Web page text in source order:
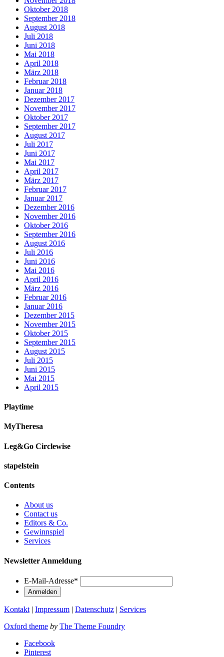
Oktober 2018
September 2018
August 2018
Juli 2018
Juni 2018
Mai 2018
April 2018
März 2018
Februar 2018
Januar 2018
Dezember 2017
November 2017
Oktober 2017
September 2017
August 2017
Juli 2017
Juni 2017
Mai 2017
April 2017
März 2017
Februar 2017
Januar 2017
Dezember 2016
November 2016
Oktober 2016
September 2016
August 2016
Juli 2016
Juni 2016
Mai 2016
April 2016
März 2016
Februar 2016
Januar 2016
Dezember 2015
November 2015
Oktober 2015
September 2015
August 2015
Juli 2015
Juni 2015
Mai 2015
April 2015
Playtime
MyTheresa
Leg&Go Circlewise
stapelstein
Contents
About us
Contact us
Editors & Co.
Gewinnspiel
Services
Newsletter Anmeldung
E-Mail-Adresse*
Kontakt | Impressum | Datenschutz | Services
Oxford theme by The Theme Foundry
Facebook
Pinterest